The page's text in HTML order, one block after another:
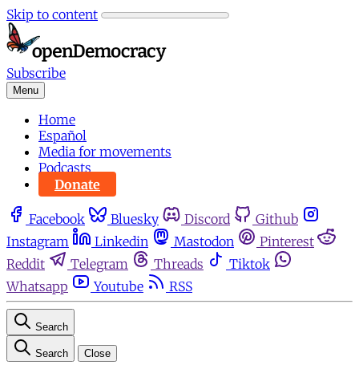
Skip to content
Subscribe
Menu
Home
Español
Media for movements
Podcasts
Donate
Facebook Bluesky Discord
Github
Instagram
Linkedin Mastodon
Pinterest
Reddit
Telegram Threads
Tiktok
Whatsapp
Youtube RSS
Search
Search Close